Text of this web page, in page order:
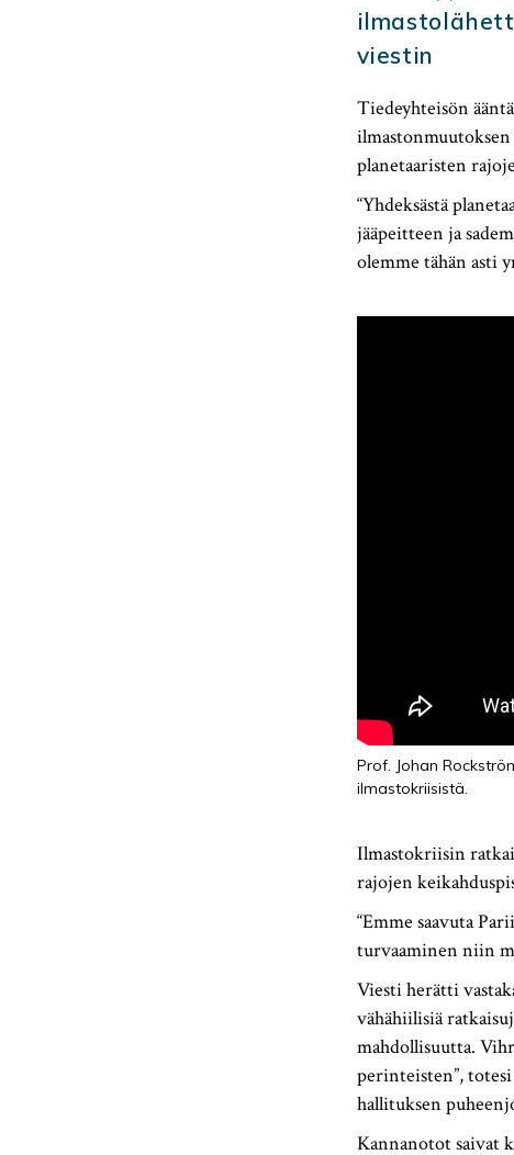
viestin
Tiedeyhteisön
planetaaristen
“Yhdeksästä
jääpeitteen ja
olemme tähän asti
Prof. Johan
ilmastokriisistä.
Ilmastokriisin
rajojen
“Emme saavuta
turvaaminen niin
Viesti herätti
vähähiilisiä
mahdollisuutta.
perinteisten”,
hallituksen
Kannanotot saivat